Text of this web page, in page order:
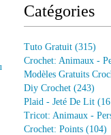
Catégories
Tuto Gratuit (315)
Crochet: Animaux -
Modèles Gratuits
Diy Crochet (243)
Plaid - Jeté De Lit
Tricot: Animaux -
Crochet: Points (104)